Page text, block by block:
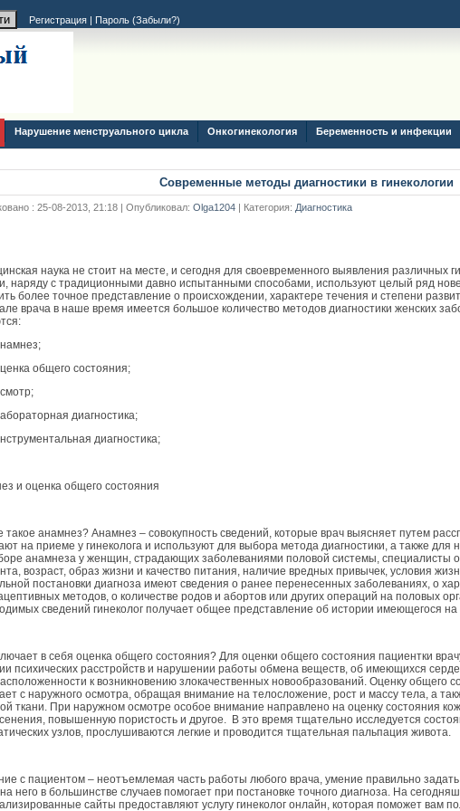
Регистрация | Пароль (Забыли?)
Нарушение менструального цикла Онкогинекология Беременность и инфекции
Современные методы диагностики в гинекологии
: 25-08-2013, 21:18 | Опубликовал: Olga1204 | Категория: Диагностика
наука не стоит на месте, и сегодня для своевременного выявления различных
наряду с традиционными давно испытанными способами, используют целый ряд
более точное представление о происхождении, характере течения и степени
врача в наше время имеется большое количество методов диагностики женских
общего состояния;
диагностика;
диагностика;
и оценка общего состояния
такое анамнез? Анамнез – совокупность сведений, которые врач выясняет путем
на приеме у гинеколога и используют для выбора метода диагностики, а также
анамнеза у женщин, страдающих заболеваниями половой системы,
возраст, образ жизни и качество питания, наличие вредных привычек, условия
постановки диагноза имеют сведения о ранее перенесенных заболеваниях, о
методов, о количестве родов и абортов или других операций на половых
сведений гинеколог получает общее представление об истории имеющегося
в себя оценка общего состояния? Для оценки общего состояния пациентки
психических расстройств и нарушении работы обмена веществ, об имеющихся
к возникновению злокачественных новообразований. Оценку общего
с наружного осмотра, обращая внимание на телосложение, рост и массу тела, а
ткани. При наружном осмотре особое внимание направлено на оценку состояния
повышенную пористость и другое. В это время тщательно исследуется
узлов, прослушиваются легкие и проводится тщательная пальпация живота.
с пациентом – неотъемлемая часть работы любого врача, умение правильно
него в большинстве случаев помогает при постановке точного диагноза. На
сайты предоставляют услугу гинеколог онлайн, которая поможет вам